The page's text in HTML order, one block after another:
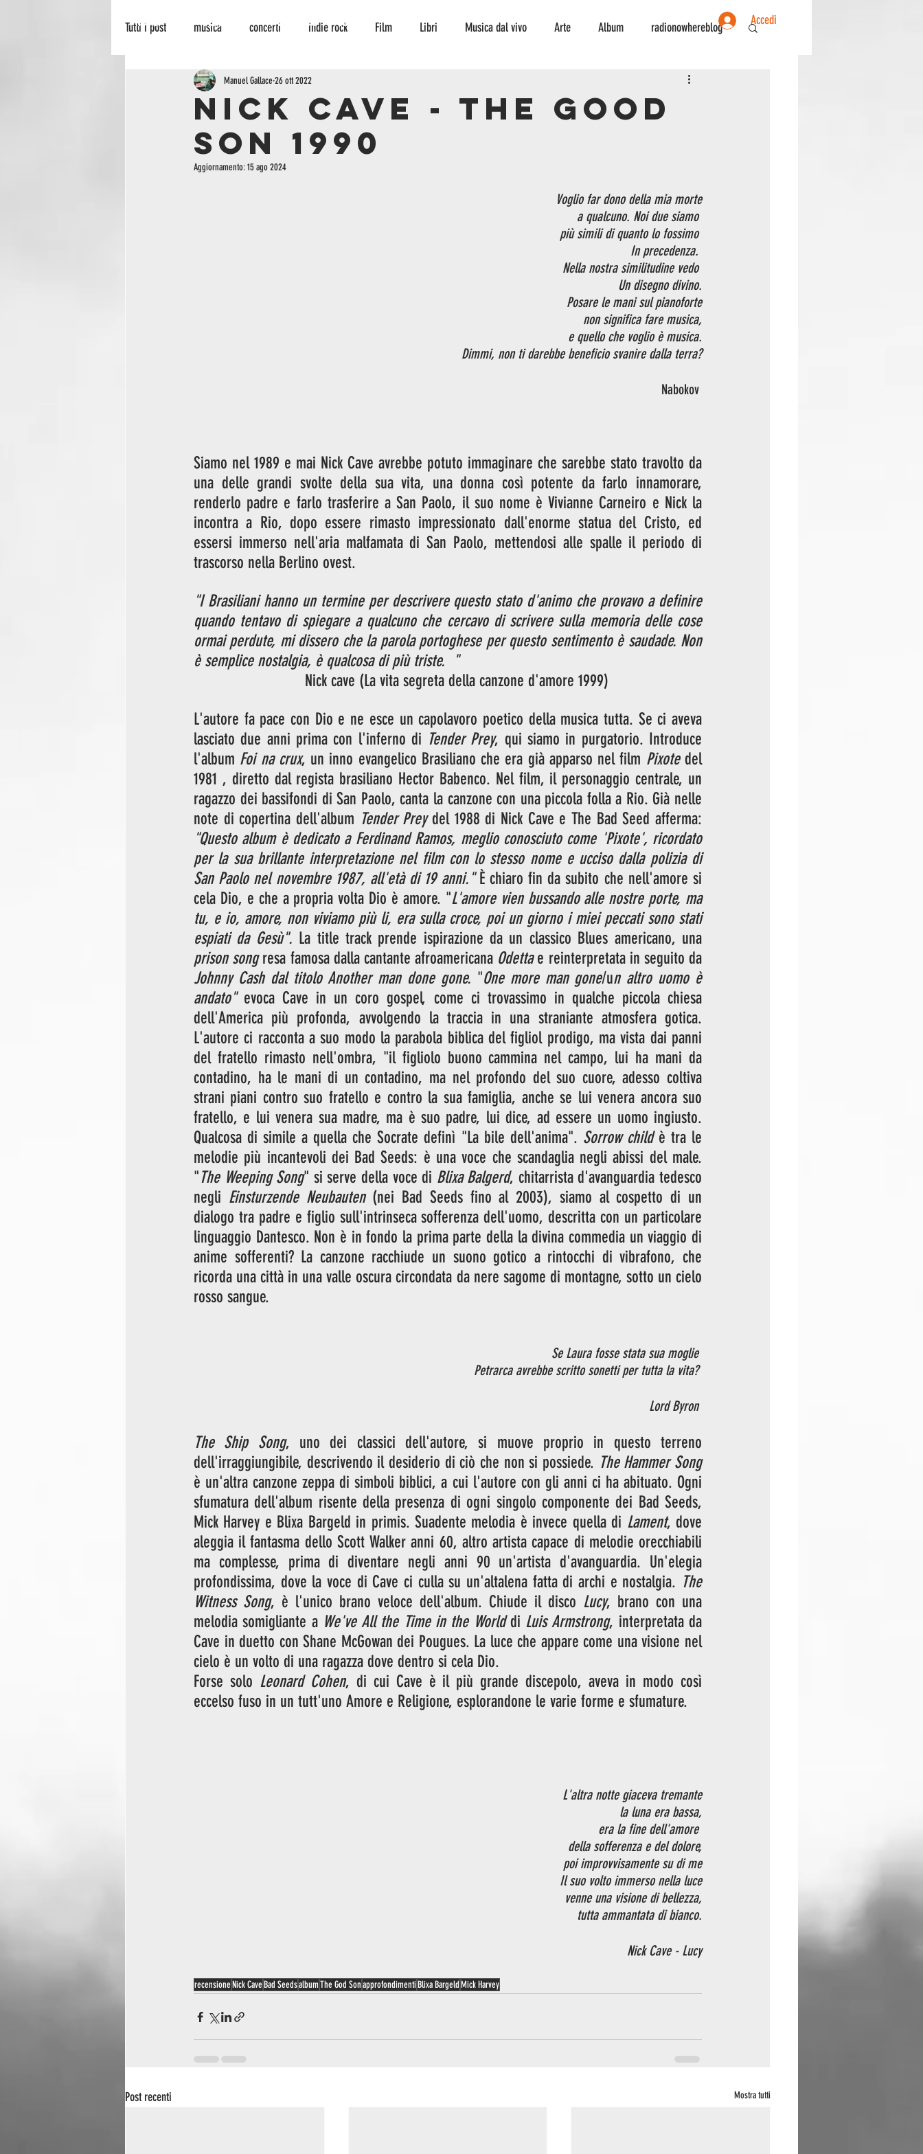
HOME BLOG PALINSESTO CONTATTI Accedi
Tutti i post musica concerti indie rock Film Libri Musica dal vivo Arte Album radionowhereblog
recensione radionowhere Interviste Sociologia
arte biografie escursionismo
NICK CAVE - THE GOOD
SON 1990
Manuel Gallace 26 ott 2022
Aggiornamento:15 ago 2024
Voglio far dono della mia morte
a qualcuno. Noi due siamo
più simili di quanto lo fossimo
In precedenza.
Nella nostra similitudine vedo
Un disegno divino.
Posare le mani sul pianoforte
non significa fare musica,
e quello che voglio è musica.
Dimmi, non ti darebbe beneficio svanire dalla terra?
Nabokov
Siamo nel 1989 e mai Nick Cave avrebbe potuto immaginare che sarebbe stato travolto da
una delle grandi svolte della sua vita, una donna così potente da farlo innamorare,
renderlo padre e farlo trasferire a San Paolo, il suo nome è Vivianne Carneiro e Nick la
incontra a Rio, dopo essere rimasto impressionato dall'enorme statua del Cristo, ed
essersi immerso nell'aria malfamata di San Paolo, mettendosi alle spalle il periodo di
trascorso nella Berlino ovest.
"I Brasiliani hanno un termine per descrivere questo stato d'animo che provavo a definire
quando tentavo di spiegare a qualcuno che cercavo di scrivere sulla memoria delle cose
ormai perdute, mi dissero che la parola portoghese per questo sentimento è saudade. Non
è semplice nostalgia, è qualcosa di più triste.  "
                           Nick cave (La vita segreta della canzone d'amore 1999)
L'autore fa pace con Dio e ne esce un capolavoro poetico della musica tutta. Se ci aveva
lasciato due anni prima con l'inferno di Tender Prey, qui siamo in purgatorio. Introduce
l'album Foi na crux, un inno evangelico Brasiliano che era già apparso nel film Pixote del
1981 , diretto dal regista brasiliano Hector Babenco. Nel film, il personaggio centrale, un
ragazzo dei bassifondi di San Paolo, canta la canzone con una piccola folla a Rio. Già nelle
note di copertina dell'album Tender Prey
"Questo album è dedicato a Ferdinand Ramos, meglio conosciuto come 'Pixote', ricordato
per la sua brillante interpretazione nel film con lo stesso nome e ucciso dalla polizia di
San Paolo nel novembre 1987, all'età di 19 anni." È chiaro fin da subito che nell'amore si
cela Dio, e che a propria volta Dio è amore. "L'amore vien bussando alle nostre porte, ma
tu, e io, amore, non viviamo più li, era sulla croce, poi un giorno i miei peccati sono stati
espiati da Gesù".
prison song resa famosa dalla cantante afroamericana Odetta
Johnny Cash dal titolo Another man done gone. "One more man gone/un altro uomo è
andato" evoca Cave in un coro gospel, come ci trovassimo in qualche piccola chiesa
dell'America più profonda, avvolgendo la traccia in una straniante atmosfera gotica.
L'autore ci racconta a suo modo la parabola biblica del figliol prodigo, ma vista dai panni
del fratello rimasto nell'ombra, "il figliolo buono cammina nel campo, lui ha mani da
contadino, ha le mani di un contadino, ma nel profondo del suo cuore, adesso coltiva
strani piani contro suo fratello e contro la sua famiglia, anche se lui venera ancora suo
fratello, e lui venera sua madre, ma è suo padre, lui dice, ad essere un uomo ingiusto.
Qualcosa di simile a quella che Socrate definì "La bile dell'anima". Sorrow child è tra le
melodie più incantevoli dei Bad Seeds: è una voce che scandaglia negli abissi del male.
"The Weeping Song" si serve della voce di Blixa Balgerd, chitarrista d'avanguardia tedesco
negli Einsturzende Neubauten (nei Bad Seeds fino al 2003), siamo al cospetto di un
dialogo tra padre e figlio sull'intrinseca sofferenza dell'uomo, descritta con un particolare
linguaggio Dantesco. Non è in fondo la prima parte della la divina commedia un viaggio di
anime sofferenti? La canzone racchiude un suono gotico a rintocchi di vibrafono, che
ricorda una città in una valle oscura circondata da nere sagome di montagne, sotto un cielo
rosso sangue.
Se Laura fosse stata sua moglie
Petrarca avrebbe scritto sonetti per tutta la vita?
Lord Byron
The Ship Song, uno dei classici dell'autore, si muove proprio in questo terreno
dell'irraggiungibile, descrivendo il desiderio di ciò che non si possiede.
The Hammer Song
è un'altra canzone zeppa di simboli biblici, a cui l'autore con gli anni ci ha abituato. Ogni
sfumatura dell'album risente della presenza di ogni singolo componente dei Bad Seeds,
Mick Harvey e Blixa Bargeld in primis. Suadente melodia è invece quella di Lament, dove
aleggia il fantasma dello Scott Walker anni 60, altro artista capace di melodie orecchiabili
ma complesse, prima di diventare negli anni 90 un'artista d'avanguardia. Un'elegia
profondissima, dove la voce di Cave ci culla su un'altalena fatta di archi e nostalgia. The
Witness Song, è l'unico brano veloce dell'album. Chiude il disco Lucy, brano con una
melodia somigliante a We've All the Time in the World di Luis Armstrong, interpretata da
Cave in duetto con Shane McGowan dei Pougues. La luce che appare come una visione nel
cielo è un volto di una ragazza dove dentro si cela Dio.
Forse solo Leonard Cohen, di cui Cave è il più grande discepolo, aveva in modo così
eccelso fuso in un tutt'uno Amore e Religione, esplorandone le varie forme e sfumature.
L'altra notte giaceva tremante
la luna era bassa,
era la fine dell'amore
della sofferenza e del dolore,
poi improvvisamente su di me
Il suo volto immerso nella luce
venne una visione di bellezza,
tutta ammantata di bianco.
Nick Cave - Lucy
recensioneNick CaveBad SeedsalbumThe God SonapprofondimentiBlixa BargeldMick Harvey
Post recenti Mostra tutti